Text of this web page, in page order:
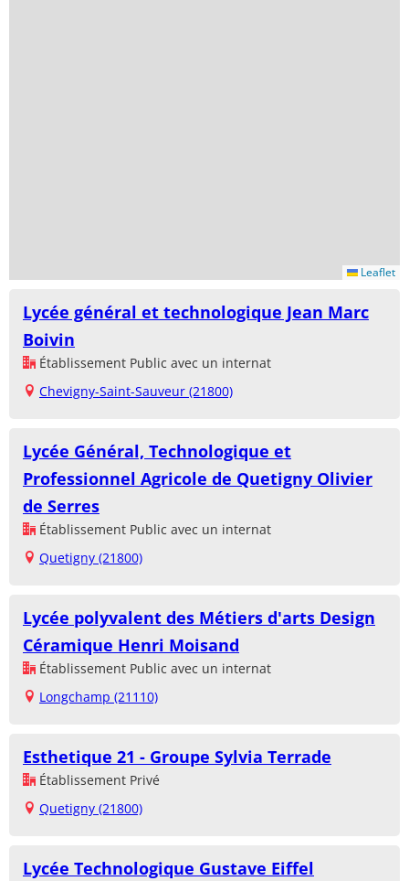
Leaflet
Lycée général et technologique Jean Marc
Boivin
Établissement Public avec un internat
Chevigny-Saint-Sauveur (21800)
Lycée Général, Technologique et
Professionnel Agricole de Quetigny Olivier
de Serres
Établissement Public avec un internat
Quetigny (21800)
Lycée polyvalent des Métiers d'arts Design
Céramique Henri Moisand
Établissement Public avec un internat
Longchamp (21110)
Esthetique 21 - Groupe Sylvia Terrade
Établissement Privé
Quetigny (21800)
Lycée Technologique Gustave Eiffel